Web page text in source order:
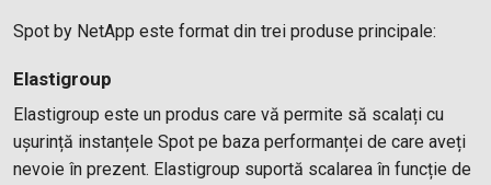
Spot by NetApp este format din trei produse principale:
Elastigroup
Elastigroup este un produs care vă permite să scalați cu
ușurință instanțele Spot pe baza performanței de care aveți
nevoie în prezent. Elastigroup suportă scalarea în funcție de